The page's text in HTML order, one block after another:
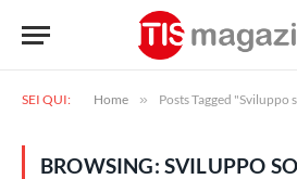
SEI QUI: Home » Posts Tagged "Sviluppo
BROWSING: SVILUPPO